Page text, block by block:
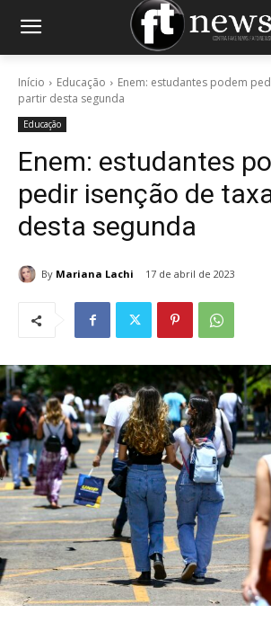
Início Educação
Enem: estudantes podem
partir desta segunda
Educação
Enem: estudantes
pedir isenção de
desta segunda
By Mariana Lachi 17 de abril de 2023